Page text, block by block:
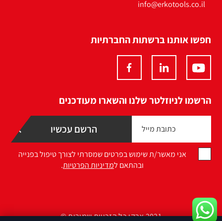
info@erkotools.co.il
חפשו אותנו ברשתות החברתיות
הרשמו לניוזלטר שלנו והשארו מעודכנים
אני מאשר/ת שימוש בפרטים שמסרתי לצורך טיפול בפנייה
ובהתאם למדיניות הפרטיות.
2021 ארקו כל הזכויות שמורות ©